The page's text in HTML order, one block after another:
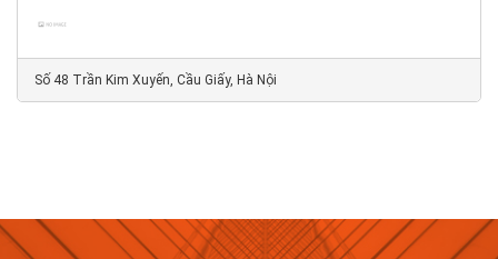
Số 48 Trần Kim Xuyến, Cầu Giấy, Hà Nội